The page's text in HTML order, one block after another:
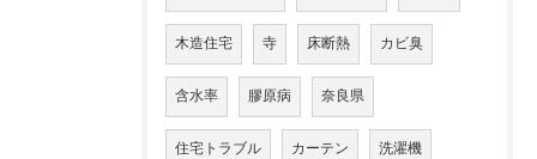
木造住宅 寺 床断熱 カビ臭
含水率 膠原病 奈良県
住宅トラブル カーテン 洗濯機